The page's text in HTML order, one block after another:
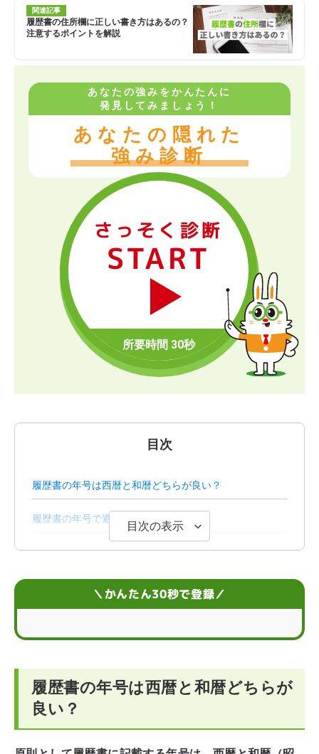
関連記事
履歴書の住所欄に正しい書き方はあるの？
注意するポイントを解説
あなたの強みをかんたんに
発見してみましょう！
あなたの隠れた
強み診断
さっそく診断
START
目次
履歴書の年号は西暦と和暦どちらが良い？
履歴書の年号で避けるべき表記
履歴書で年号を間違えるとどうなる？
目次の表示
＼かんたん30秒で登録／
履歴書の年号は西暦と和暦どちらが
良い？